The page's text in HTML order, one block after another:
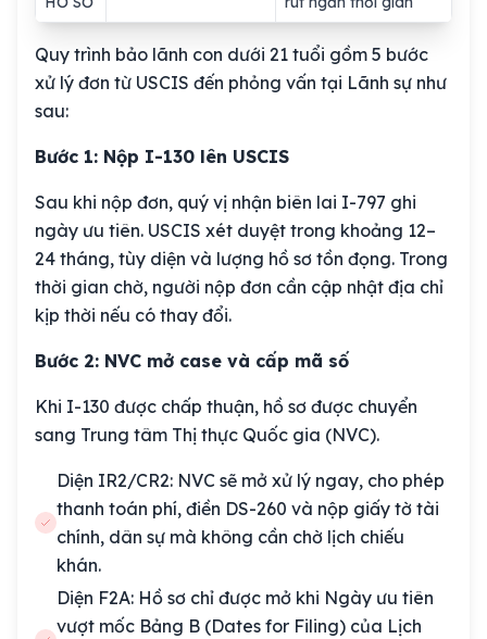
Quy trình bảo lãnh con dưới 21 tuổi gồm 5 bước
xử lý đơn từ USCIS đến phỏng vấn tại Lãnh sự như
sau:
Bước 1: Nộp I-130 lên USCIS
Sau khi nộp đơn, quý vị nhận biên lai I-797 ghi
ngày ưu tiên. USCIS xét duyệt trong khoảng 12–
24 tháng, tùy diện và lượng hồ sơ tồn đọng. Trong
thời gian chờ, người nộp đơn cần cập nhật địa chỉ
kịp thời nếu có thay đổi.
Bước 2: NVC mở case và cấp mã số
Khi I-130 được chấp thuận, hồ sơ được chuyển
sang Trung tâm Thị thực Quốc gia (NVC).
Diện IR2/CR2: NVC sẽ mở xử lý ngay, cho phép
thanh toán phí, điền DS-260 và nộp giấy tờ tài
chính, dân sự mà không cần chờ lịch chiếu
khán.
Diện F2A: Hồ sơ chỉ được mở khi Ngày ưu tiên
vượt mốc Bảng B (Dates for Filing) của Lịch